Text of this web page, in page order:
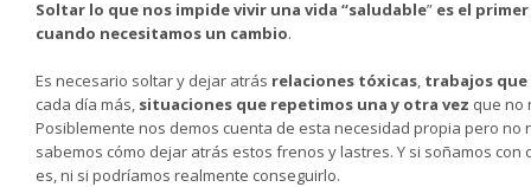
Soltar lo que nos impide vivir una vida “saludable” es el
cuando necesitamos un cambio.
Es necesario soltar y dejar atrás relaciones tóxicas trabajos
cada día más, situaciones que repetimos una y otra vez que no
Posiblemente nos demos cuenta de esta necesidad propia pero no
sabemos cómo dejar atrás estos frenos y lastres. Y si soñamos
es, ni si podríamos realmente conseguirlo.